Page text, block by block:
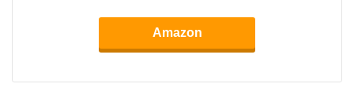
Amazon